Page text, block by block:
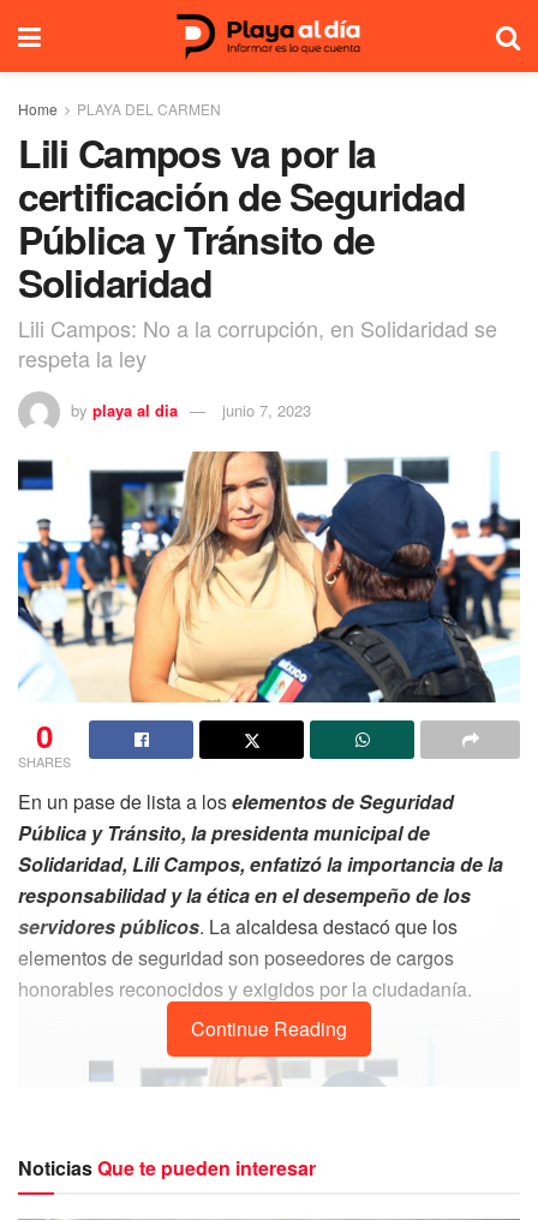
Home PLAYA DEL CARMEN
Lili Campos va por la
certificación de Seguridad
Pública y Tránsito de
Solidaridad
Lili Campos: No a la corrupción, en Solidaridad se
respeta la ley
by playa al dia junio 7, 2023
0
SHARES
En un pase de lista a loselementos de Seguridad
Pública y Tránsito, la presidenta municipal de
Solidaridad, Lili Campos, enfatizó la importancia de la
responsabilidad y la ética en el desempeño de los
servidores públicos. La alcaldesa destacó que los
elementos de seguridad son poseedores de cargos
honorables reconocidos y exigidos por la ciudadanía.
Continue Reading
NoticiasQue te pueden interesar